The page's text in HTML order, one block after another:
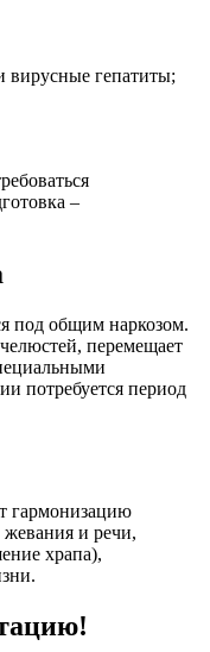
вирусные гепатиты;
–
под общим наркозом.
перемещает
потребуется период
гармонизацию
и речи,
храпа),